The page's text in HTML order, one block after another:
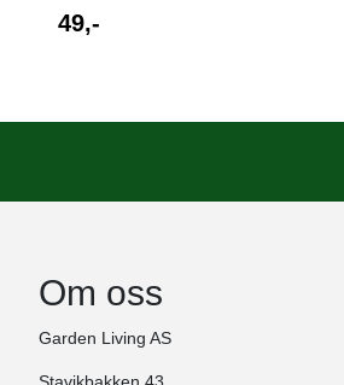
49,-
Om oss
Garden Living AS